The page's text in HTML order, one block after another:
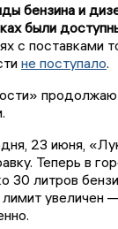
бензина и
были
с поставками
не поступало.
23 июня,
Теперь в
30 литров
лимит увеличен